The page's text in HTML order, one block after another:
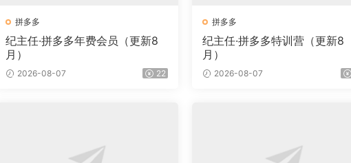
拼多多
纪主任·拼多多年费会员（更新8
月）
2026-08-07 22
拼多多
纪主任·拼多多特训营（更新8
月）
2026-08-07